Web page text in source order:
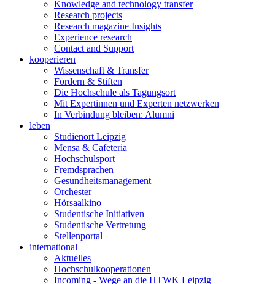
Knowledge and technology transfer
Research projects
Research magazine Insights
Experience research
Contact and Support
kooperieren
Wissenschaft & Transfer
Fördern & Stiften
Die Hochschule als Tagungsort
Mit Expertinnen und Experten netzwerken
In Verbindung bleiben: Alumni
leben
Studienort Leipzig
Mensa & Cafeteria
Hochschulsport
Fremdsprachen
Gesundheitsmanagement
Orchester
Hörsaalkino
Studentische Initiativen
Studentische Vertretung
Stellenportal
international
Aktuelles
Hochschulkooperationen
Incoming - Wege an die HTWK Leipzig